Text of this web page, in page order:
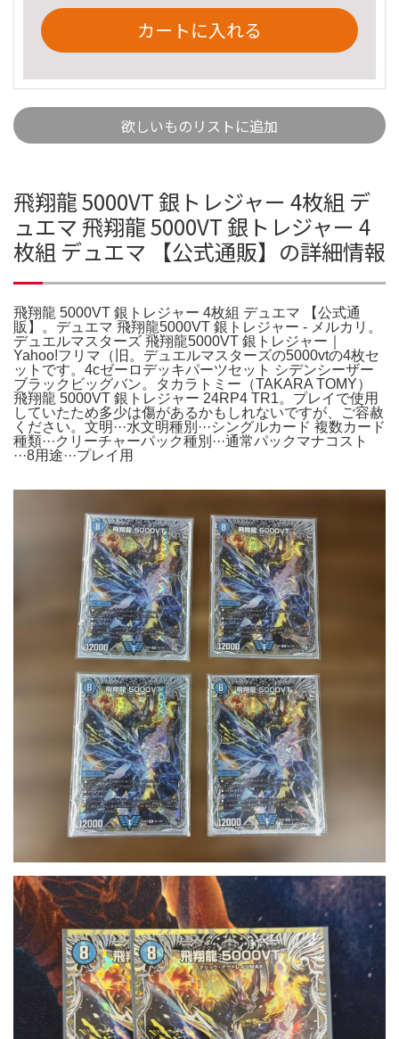
カートに入れる
欲しいものリストに追加
飛翔龍 5000VT 銀トレジャー 4枚組 デ
ュエマ 飛翔龍 5000VT 銀トレジャー 4
枚組 デュエマ 【公式通販】の詳細情報
飛翔龍 5000VT 銀トレジャー 4枚組 デュエマ 【公式通
販】。デュエマ 飛翔龍5000VT 銀トレジャー - メルカリ。
デュエルマスターズ 飛翔龍5000VT 銀トレジャー｜
Yahoo!フリマ（旧。デュエルマスターズの5000vtの4枚セ
ットです。4cゼーロデッキパーツセット シデンシーザー
ブラックビッグバン。タカラトミー（TAKARA TOMY）
飛翔龍 5000VT 銀トレジャー 24RP4 TR1。プレイで使用
していたため多少は傷があるかもしれないですが、ご容赦
ください。文明···水文明種別···シングルカード 複数カード
種類···クリーチャーパック種別···通常パックマナコスト
···8用途···プレイ用